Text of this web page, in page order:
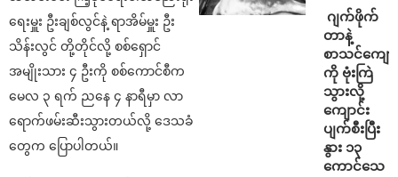
ရေးမှူး ဦးချစ်လွင်နဲ့ ရာအိမ်မှူး ဦး
သိန်းလွင် တို့တိုင်လို့ စစ်ရှောင်
အမျိုးသား ၄ ဦးကို စစ်ကောင်စီက
မေလ ၃ ရက် ညနေ ၄ နာရီမှာ လာ
ရောက်ဖမ်းဆီးသွားတယ်လို့ ဒေသခံ
တွေက ပြောပါတယ်။
⁨⁩ ⁨ဂျက်ဖိုက်
တာနဲ့
စာသင်ကျော
ကို ဗုံးကြဲ
သွားလို့
ကျောင်း
ပျက်စီးပြီး
နွား ၁၃
ကောင်သေ